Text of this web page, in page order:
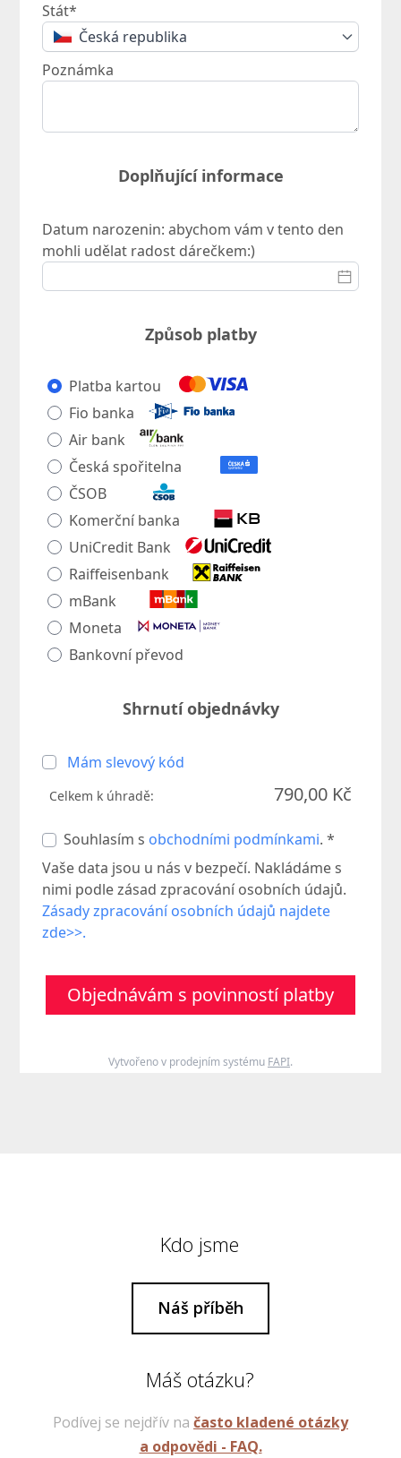
Stát*
Česká republika
Poznámka
Doplňující informace
Datum narozenin: abychom vám v tento den
mohli udělat radost dárečkem:)
Způsob platby
Platba kartou
Fio banka
Air bank
Česká spořitelna
ČSOB
Komerční banka
UniCredit Bank
Raiffeisenbank
mBank
Moneta
Bankovní převod
Shrnutí objednávky
Mám slevový kód
Celkem k úhradě: 790,00 Kč
Souhlasím s obchodními podmínkami. *
Vaše data jsou u nás v bezpečí. Nakládáme s
nimi podle zásad zpracování osobních údajů.
Zásady zpracování osobních údajů najdete
zde>>.
Objednávám s povinností platby
Vytvořeno v prodejním systému FAPI.
Kdo jsme
Náš příběh
Máš otázku?
Podívej se nejdřív na často kladené otázky
a odpovědi - FAQ.